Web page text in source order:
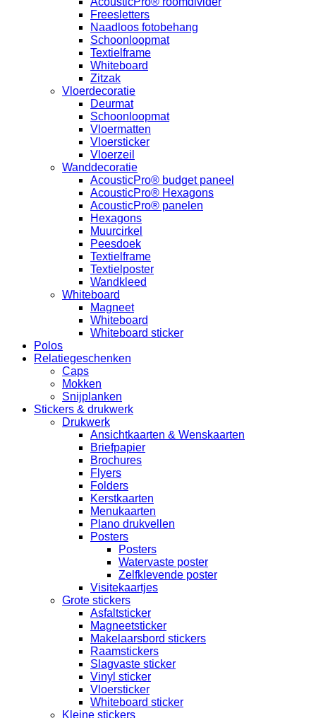
Freesletters
Naadloos fotobehang
Schoonloopmat
Textielframe
Whiteboard
Zitzak
Vloerdecoratie
Deurmat
Schoonloopmat
Vloermatten
Vloersticker
Vloerzeil
Wanddecoratie
AcousticPro® budget paneel
AcousticPro® Hexagons
AcousticPro® panelen
Hexagons
Muurcirkel
Peesdoek
Textielframe
Textielposter
Wandkleed
Whiteboard
Magneet
Whiteboard
Whiteboard sticker
Polos
Relatiegeschenken
Caps
Mokken
Snijplanken
Stickers & drukwerk
Drukwerk
Ansichtkaarten & Wenskaarten
Briefpapier
Brochures
Flyers
Folders
Kerstkaarten
Menukaarten
Plano drukvellen
Posters
Posters
Watervaste poster
Zelfklevende poster
Visitekaartjes
Grote stickers
Asfaltsticker
Magneetsticker
Makelaarsbord stickers
Raamstickers
Slagvaste sticker
Vinyl sticker
Vloersticker
Whiteboard sticker
Kleine stickers